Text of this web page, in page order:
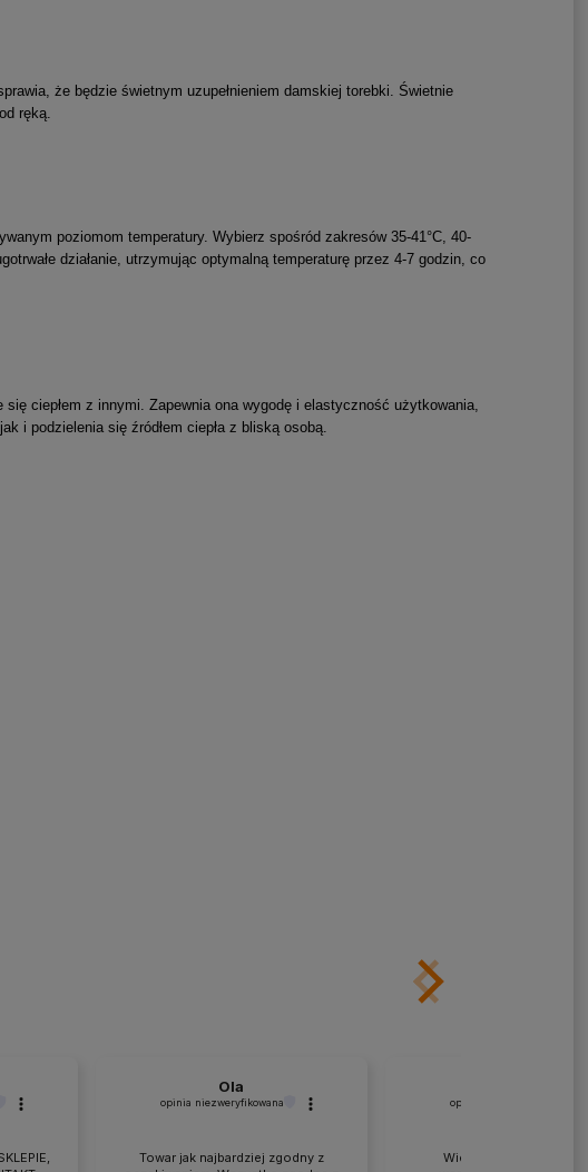
że będzie świetnym uzupełnieniem damskiej torebki. Świetnie
ręką.
poziomom temperatury. Wybierz spośród zakresów 35-41°C, 40-
działanie, utrzymując optymalną temperaturę przez 4-7 godzin, co
ciepłem z innymi. Zapewnia ona wygodę i elastyczność użytkowania,
i podzielenia się źródłem ciepła z bliską osobą.
Ola
opinia niezweryfikowana
Towar jak najbardziej zgodny z
opinia niezweryfikowana
Wielkie podziękowania